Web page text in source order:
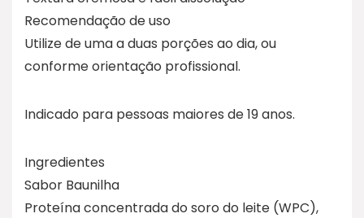
Recomendação de uso
Utilize de uma a duas porções ao dia, ou
conforme orientação profissional.
Indicado para pessoas maiores de 19 anos.
Ingredientes
Sabor Baunilha
Proteína concentrada do soro do leite (WPC),